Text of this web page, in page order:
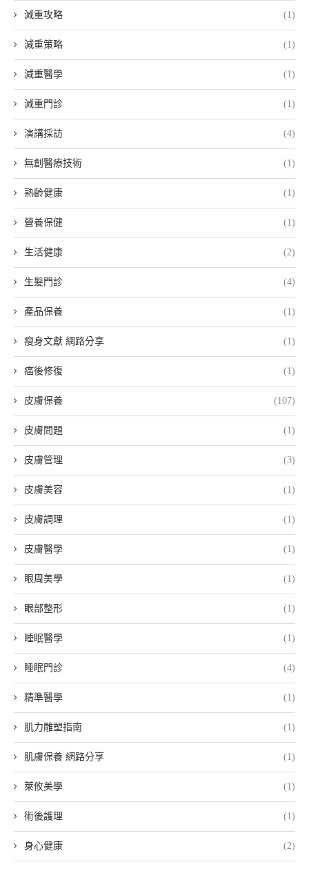
減重攻略 (1)
減重策略 (1)
減重醫學 (1)
減重門診 (1)
演講採訪 (4)
無創醫療技術 (1)
熟齡健康 (1)
營養保健 (1)
生活健康 (2)
生髮門診 (4)
產品保養 (1)
瘦身文獻 網路分享 (1)
癌後修復 (1)
皮膚保養 (107)
皮膚問題 (1)
皮膚管理 (3)
皮膚美容 (1)
皮膚調理 (1)
皮膚醫學 (1)
眼周美學 (1)
眼部整形 (1)
睡眠醫學 (1)
睡眠門診 (4)
精準醫學 (1)
肌力雕塑指南 (1)
肌膚保養 網路分享 (1)
萊攸美學 (1)
術後護理 (1)
身心健康 (2)